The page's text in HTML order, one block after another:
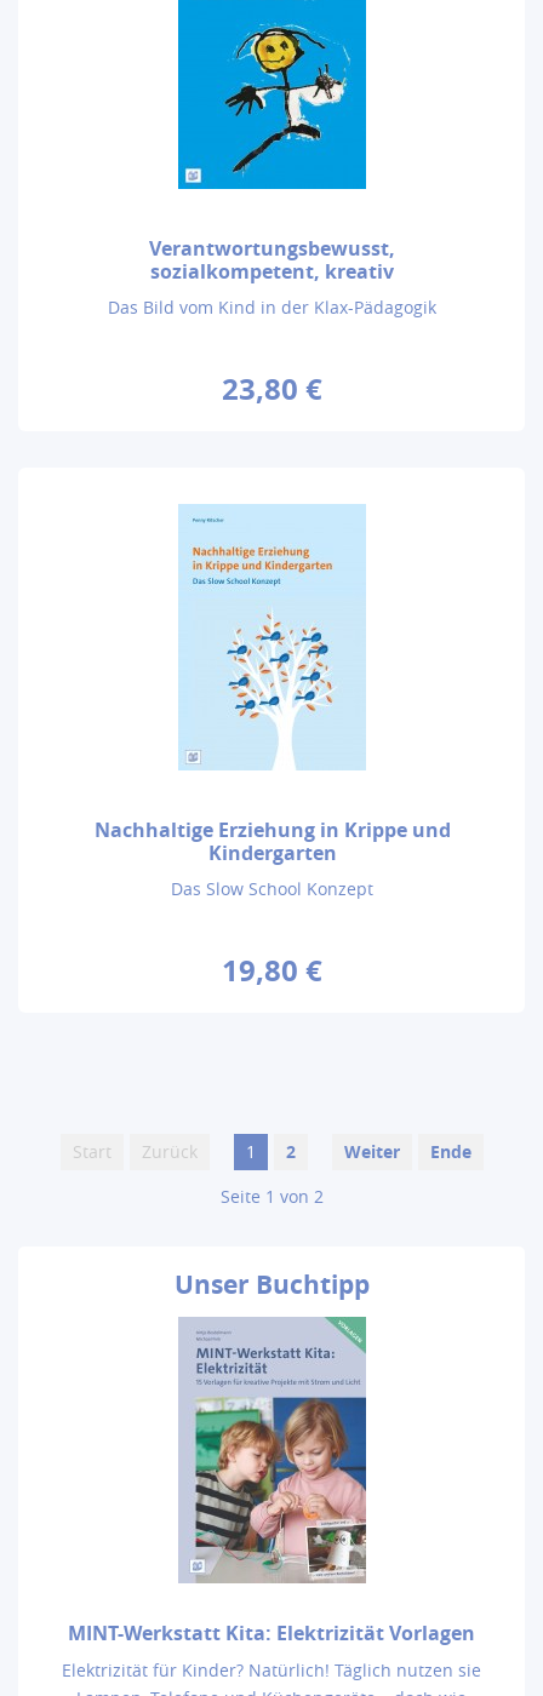
Verantwortungsbewusst,
sozialkompetent, kreativ
Das Bild vom Kind in der Klax-Pädagogik
23,80 €
Nachhaltige Erziehung in Krippe und
Kindergarten
Das Slow School Konzept
19,80 €
Start Zurück 1 2 Weiter
Ende
Seite 1 von 2
Unser Buchtipp
MINT-Werkstatt Kita: Elektrizität Vorlagen
Elektrizität für Kinder? Natürlich! Täglich nutzen sie